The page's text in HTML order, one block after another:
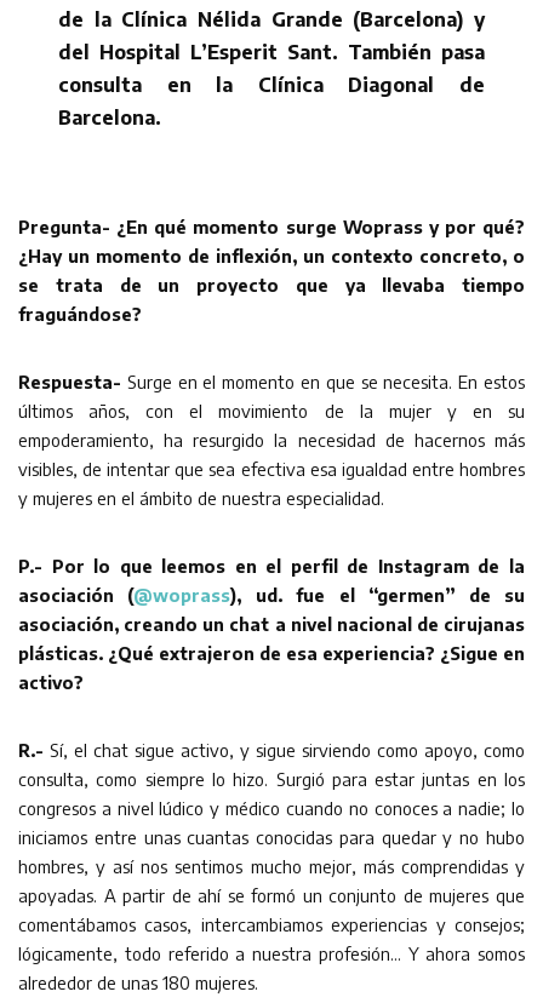
de la Clínica Nélida Grande (Barcelona) y
del Hospital L’Esperit Sant. También pasa
consulta en la Clínica Diagonal de
Barcelona.
Pregunta- ¿En qué momento surge Woprass y por qué?
¿Hay un momento de inflexión, un contexto concreto, o
se trata de un proyecto que ya llevaba tiempo
fraguándose?
Respuesta- Surge en el momento en que se necesita. En estos
últimos años, con el movimiento de la mujer y en su
empoderamiento, ha resurgido la necesidad de hacernos más
visibles, de intentar que sea efectiva esa igualdad entre hombres
y mujeres en el ámbito de nuestra especialidad.
P.- Por lo que leemos en el perfil de Instagram de la
asociación (@woprass), ud. fue el “germen” de su
asociación, creando un chat a nivel nacional de cirujanas
plásticas. ¿Qué extrajeron de esa experiencia? ¿Sigue en
activo?
R.- Sí, el chat sigue activo, y sigue sirviendo como apoyo, como
consulta, como siempre lo hizo. Surgió para estar juntas en los
congresos a nivel lúdico y médico cuando no conoces a nadie; lo
iniciamos entre unas cuantas conocidas para quedar y no hubo
hombres, y así nos sentimos mucho mejor, más comprendidas y
apoyadas. A partir de ahí se formó un conjunto de mujeres que
comentábamos casos, intercambiamos experiencias y consejos;
lógicamente, todo referido a nuestra profesión… Y ahora somos
alrededor de unas 180 mujeres.